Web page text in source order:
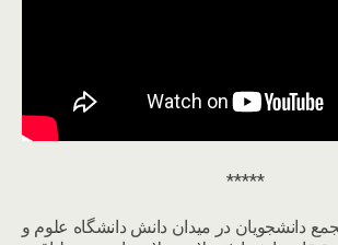
*****
دی؛ تجمع دانشجویان در میدان دانش دانشگاه علوم و